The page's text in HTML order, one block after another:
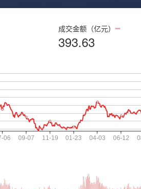
成交金额（亿元）
393.63